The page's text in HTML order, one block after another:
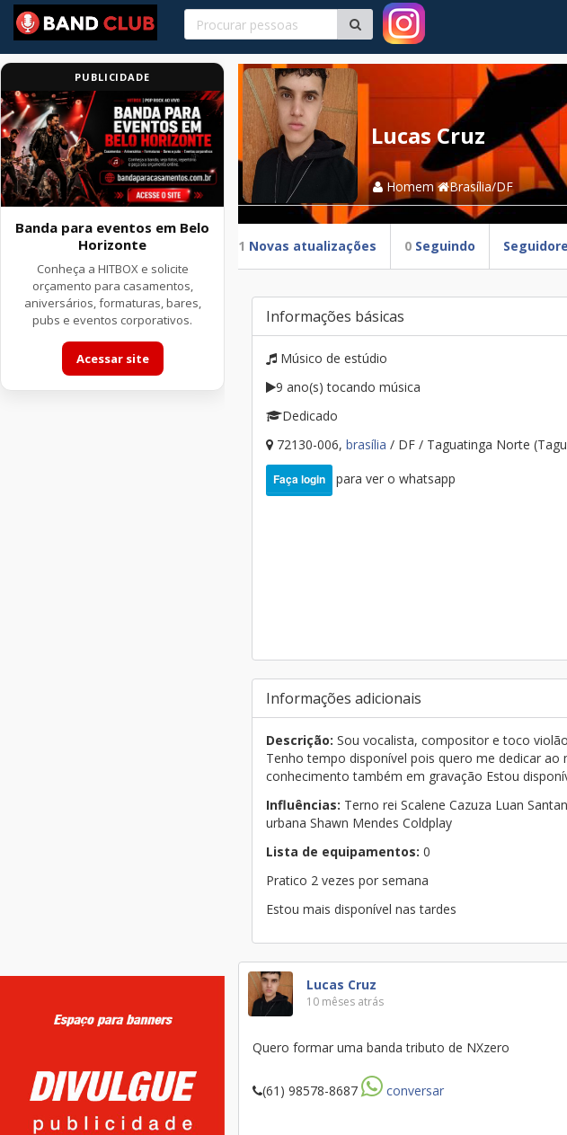
PUBLICIDADE
Banda para eventos em Belo
Horizonte
Conheça a HITBOX e solicite
orçamento para casamentos,
aniversários, formaturas, bares,
pubs e eventos corporativos.
Acessar site
Lucas Cruz
Homem Brasília/DF
1 Novas atualizações 0 Seguindo
Informações básicas
Músico de estúdio
9 ano(s) tocando música
Dedicado
72130-006, brasília / DF / Taguatinga Norte
Faça login para ver o whatsapp
Informações adicionais
Descrição: Sou vocalista, compositor e toco
Tenho tempo disponível pois quero me dedicar ao
conhecimento também em gravação Estou
Influências: Terno rei Scalene Cazuza Luan
urbana Shawn Mendes Coldplay
Lista de equipamentos: 0
Pratico 2 vezes por semana
Estou mais disponível nas tardes
Lucas Cruz
10 mêses atrás
Quero formar uma banda tributo de NXzero
(61) 98578-8687 conversar